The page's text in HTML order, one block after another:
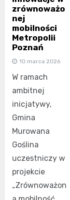
zrównoważo
nej
mobilności
Metropolii
Poznań
10 marca 2026
W ramach
ambitnej
inicjatywy,
Gmina
Murowana
Goślina
uczestniczy w
projekcie
„Zrównoważon